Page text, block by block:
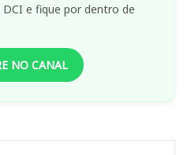
e fique por dentro de
NO CANAL